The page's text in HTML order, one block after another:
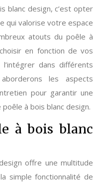
blanc design, c’est opter
qui valorise votre espace
atouts du poêle à
en fonction de vos
dans différents
les aspects
pour garantir une
à bois blanc design.
à bois blanc
offre une multitude
simple fonctionnalité de